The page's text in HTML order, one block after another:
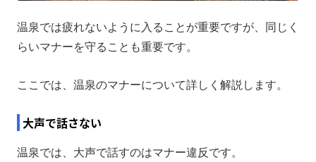
温泉では疲れないように入ることが重要ですが、同じく
らいマナーを守ることも重要です。
ここでは、温泉のマナーについて詳しく解説します。
大声で話さない
温泉では、大声で話すのはマナー違反です。